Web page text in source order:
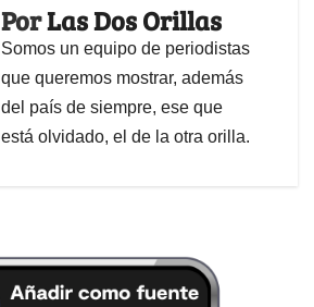
PorLas Dos Orillas
Somos un equipo de periodistas
que queremos mostrar, además
del país de siempre, ese que
está olvidado, el de la otra orilla.